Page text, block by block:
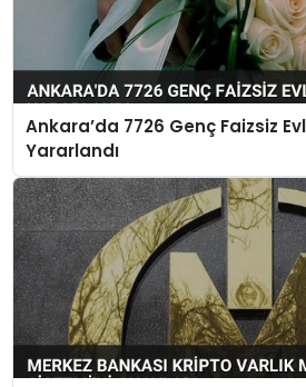
Ankara’da 7726 Genç Faizsiz
Yararlandı